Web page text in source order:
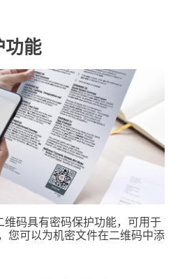
功能
码具有密码保护功能，可用于
您可以为机密文件在二维码中添